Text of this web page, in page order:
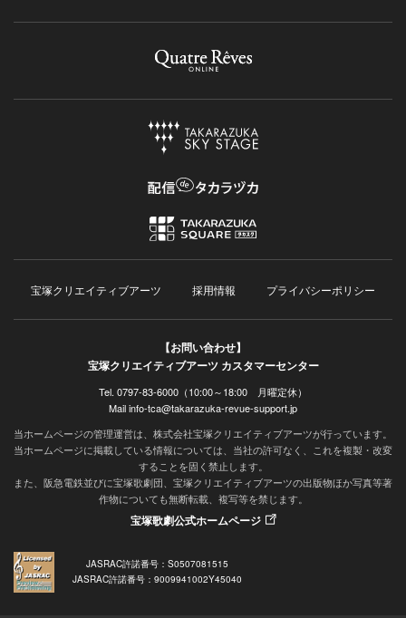
宝塚クリエイティブアーツ 採用情報 プライバシーポリシー
【お問い合わせ】
宝塚クリエイティブアーツ カスタマーセンター
Tel. 0797-83-6000（10:00～18:00 月曜定休）
Mail info-tca@takarazuka-revue-support.jp
当ホームページの管理運営は、株式会社宝塚クリエイティブアーツが行っています。
当ホームページに掲載している情報については、当社の許可なく、これを複製・改変
することを固く禁止します。
また、阪急電鉄並びに宝塚歌劇団、宝塚クリエイティブアーツの出版物ほか写真等著
作物についても無断転載、複写等を禁じます。
宝塚歌劇公式ホームページ
JASRAC許諾番号：S0507081515
JASRAC許諾番号：9009941002Y45040